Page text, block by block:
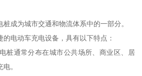
成为城市交通和物流体系中的一部分。
电动车充电设备，具有以下特点：
桩通常分布在城市公共场所、商业区、居
。